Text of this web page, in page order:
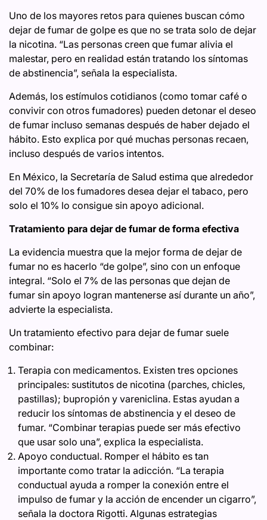
Uno de los mayores retos para quienes buscan cómo
dejar de fumar de golpe es que no se trata solo de dejar
la nicotina. “Las personas creen que fumar alivia el
malestar, pero en realidad están tratando los síntomas
de abstinencia”, señala la especialista.
Además, los estímulos cotidianos (como tomar café o
convivir con otros fumadores) pueden detonar el deseo
de fumar incluso semanas después de haber dejado el
hábito. Esto explica por qué muchas personas recaen,
incluso después de varios intentos.
En México, la Secretaría de Salud estima que alrededor
del 70% de los fumadores desea dejar el tabaco, pero
solo el 10% lo consigue sin apoyo adicional.
Tratamiento para dejar de fumar de forma efectiva
La evidencia muestra que la mejor forma de dejar de
fumar no es hacerlo “de golpe”, sino con un enfoque
integral. “Solo el 7% de las personas que dejan de
fumar sin apoyo logran mantenerse así durante un año”,
advierte la especialista.
Un tratamiento efectivo para dejar de fumar suele
combinar:
Terapia con medicamentos. Existen tres opciones
principales: sustitutos de nicotina (parches, chicles,
pastillas); bupropión y vareniclina. Estas ayudan a
reducir los síntomas de abstinencia y el deseo de
fumar. “Combinar terapias puede ser más efectivo
que usar solo una”, explica la especialista.
Apoyo conductual. Romper el hábito es tan
importante como tratar la adicción. “La terapia
conductual ayuda a romper la conexión entre el
impulso de fumar y la acción de encender un cigarro”,
señala la doctora Rigotti. Algunas estrategias